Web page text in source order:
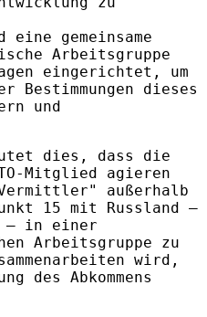
gemeinsame
Arbeitsgruppe
eingerichtet, um
Bestimmungen dieses
und
dies, dass die
Mitglied agieren
außerhalb
15 mit Russland –
– in einer
Arbeitsgruppe zu
wird,
des Abkommens